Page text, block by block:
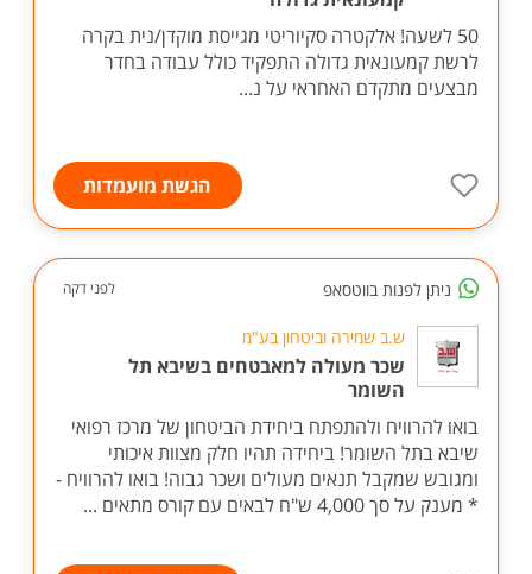
50 לשעה! אלקטרה סקיוריטי מגייסת מוקדן/נית בקרה
לרשת קמעונאית גדולה התפקיד כולל עבודה בחדר
מבצעים מתקדם האחראי על נ...
הגשת מועמדות
ניתן לפנות בווטסאפ לפני דקה
ש.ב שמירה וביטחון בע"מ
שכר מעולה למאבטחים בשיבא תל
השומר
בואו להרוויח ולהתפתח ביחידת הביטחון של מרכז רפואי
שיבא בתל השומר! ביחידה תהיו חלק מצוות איכותי
ומגובש שמקבל תנאים מעולים ושכר גבוה! בואו להרוויח -
* מענק על סך 4,000 ש"ח לבאים עם קורס מתאים ...